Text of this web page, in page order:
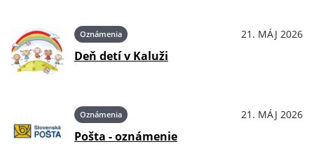
Oznámenia 21. MÁJ 2026
Deň detí v Kaluži
Oznámenia 21. MÁJ 2026
Pošta - oznámenie